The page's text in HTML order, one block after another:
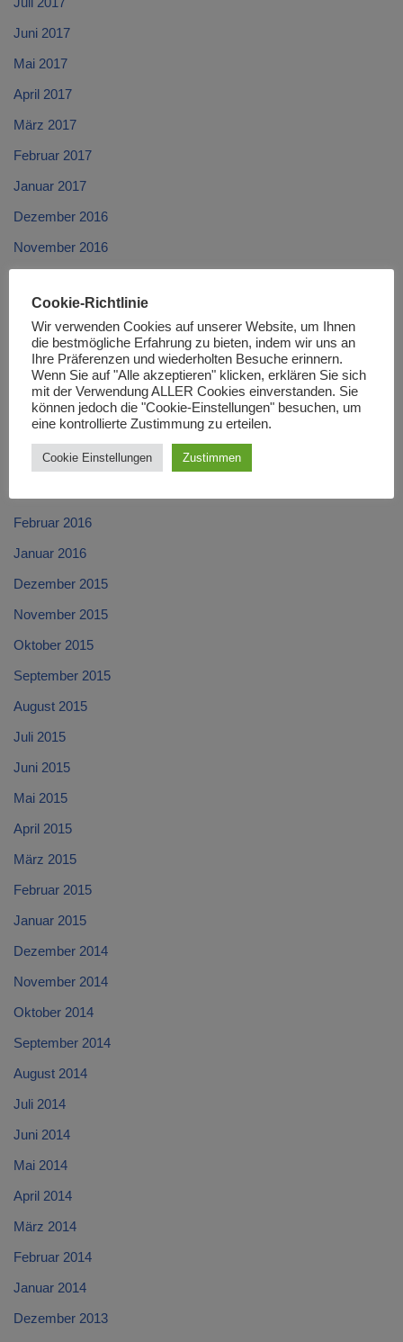
Juni 2017
Mai 2017
April 2017
März 2017
Februar 2017
Januar 2017
Dezember 2016
November 2016
September 2016
August 2016
Juli 2016
Juni 2016
Mai 2016
April 2016
Februar 2016
Januar 2016
Dezember 2015
November 2015
Oktober 2015
September 2015
August 2015
Juli 2015
Juni 2015
Mai 2015
April 2015
März 2015
Februar 2015
Januar 2015
Dezember 2014
November 2014
Oktober 2014
September 2014
August 2014
Juli 2014
Juni 2014
Mai 2014
April 2014
März 2014
Februar 2014
Januar 2014
Dezember 2013
Cookie-Richtlinie
Wir verwenden Cookies auf unserer Website, um Ihnen
die bestmögliche Erfahrung zu bieten, indem wir uns an
Ihre Präferenzen und wiederholten Besuche erinnern.
Wenn Sie auf "Alle akzeptieren" klicken, erklären Sie sich
mit der Verwendung ALLER Cookies einverstanden. Sie
können jedoch die "Cookie-Einstellungen" besuchen, um
eine kontrollierte Zustimmung zu erteilen.
Cookie Einstellungen Zustimmen